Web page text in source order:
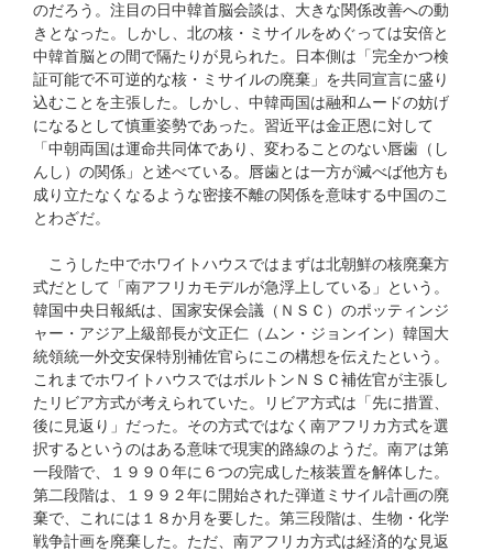
のだろう。注目の日中韓首脳会談は、大きな関係改善への動
きとなった。しかし、北の核・ミサイルをめぐっては安倍と
中韓首脳との間で隔たりが見られた。日本側は「完全かつ検
証可能で不可逆的な核・ミサイルの廃棄」を共同宣言に盛り
込むことを主張した。しかし、中韓両国は融和ムードの妨げ
になるとして慎重姿勢であった。習近平は金正恩に対して
「中朝両国は運命共同体であり、変わることのない唇歯（し
んし）の関係」と述べている。唇歯とは一方が滅べば他方も
成り立たなくなるような密接不離の関係を意味する中国のこ
とわざだ。
こうした中でホワイトハウスではまずは北朝鮮の核廃棄方
式だとして「南アフリカモデルが急浮上している」という。
韓国中央日報紙は、国家安保会議（ＮＳＣ）のポッティンジ
ャー・アジア上級部長が文正仁（ムン・ジョンイン）韓国大
統領統一外交安保特別補佐官らにこの構想を伝えたという。
これまでホワイトハウスではボルトンＮＳＣ補佐官が主張し
たリビア方式が考えられていた。リビア方式は「先に措置、
後に見返り」だった。その方式ではなく南アフリカ方式を選
択するというのはある意味で現実的路線のようだ。南アは第
一段階で、１９９０年に６つの完成した核装置を解体した。
第二段階は、１９９２年に開始された弾道ミサイル計画の廃
棄で、これには１８か月を要した。第三段階は、生物・化学
戦争計画を廃棄した。ただ、南アフリカ方式は経済的な見返